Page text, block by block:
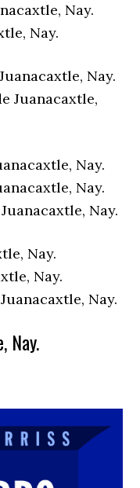
Nay.
Nay.
Nay.
Juanacaxtle,
Nay.
Nay.
Nay.
Nay.
Nay.
Nay.
Nay.